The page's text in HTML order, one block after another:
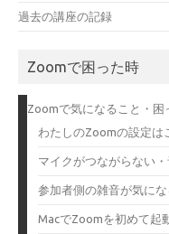
過去の講座の記録
Zoomで困った時
Zoomで気になること・困
わたしのZoomの設定は
マイクがつながらない・
参加者側の雑音が気にな
MacでZoomを初めて起